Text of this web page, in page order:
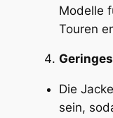
Modelle
Touren
Die
sein,